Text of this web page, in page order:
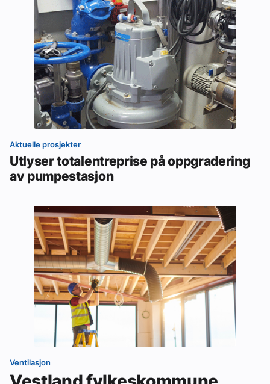
Aktuelle prosjekter
Utlyser totalentreprise på oppgradering
av pumpestasjon
Ventilasjon